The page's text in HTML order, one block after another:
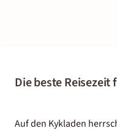
Die beste Reisezeit
Auf den Kykladen